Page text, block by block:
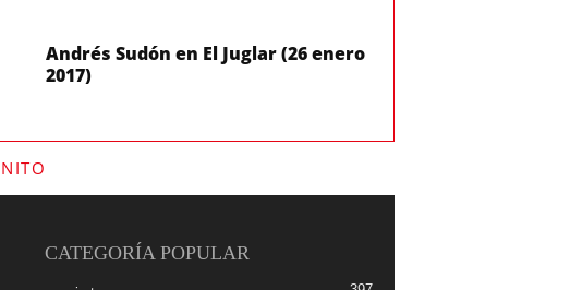
Andrés Sudón en El Juglar (26 enero
2017)
CATEGORÍA POPULAR